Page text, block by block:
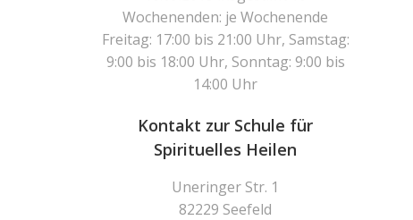
Wochenenden: je Wochenende
Freitag: 17:00 bis 21:00 Uhr, Samstag:
9:00 bis 18:00 Uhr, Sonntag: 9:00 bis
14:00 Uhr
Kontakt zur Schule für
Spirituelles Heilen
Uneringer Str. 1
82229 Seefeld